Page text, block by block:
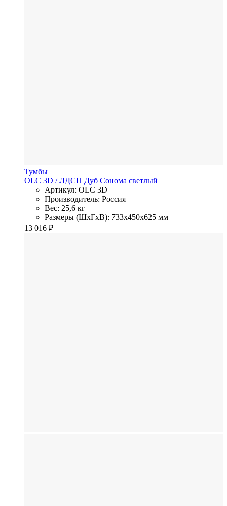
Тумбы
OLC 3D / ЛДСП Дуб Сонома светлый
Артикул: OLC 3D
Производитель: Россия
Вес: 25,6 кг
Размеры (ШхГхВ): 733x450x625 мм
13 016 ₽